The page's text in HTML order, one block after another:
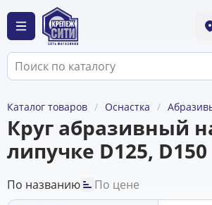
Каталог товаров Оснастка
Круг абразивный
липучке D125, D150
По названию
По цене